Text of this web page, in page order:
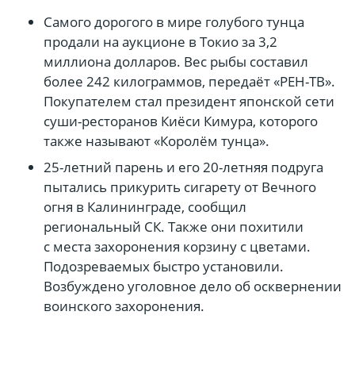
Самого дорогого в мире голубого тунца
продали на аукционе в Токио за 3,2
миллиона долларов. Вес рыбы составил
более 242 килограммов, передаёт «РЕН-ТВ».
Покупателем стал президент японской сети
суши-ресторанов Киёси Кимура, которого
также называют «Королём тунца».
25-летний парень и его 20-летняя подруга
пытались прикурить сигарету от Вечного
огня в Калининграде, сообщил
региональный СК. Также они похитили
с места захоронения корзину с цветами.
Подозреваемых быстро установили.
Возбуждено уголовное дело об осквернении
воинского захоронения.